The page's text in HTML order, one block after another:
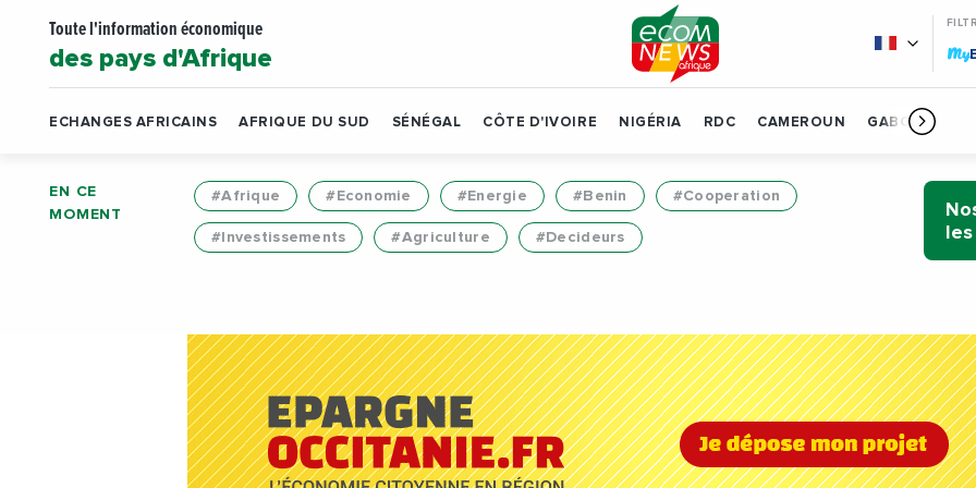
Toute l'information économique
des pays d'Afrique My
ECHANGES AFRICAINS AFRIQUE DU SUD SÉNÉGAL CÔTE D'IVOIRE NIGÉRIA RDC CAMEROUN GABON
EN CE
MOMENT
#Afrique #Economie #Energie #Benin #Cooperation
#Investissements #Agriculture #Decideurs